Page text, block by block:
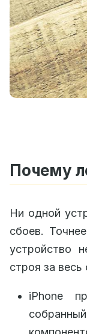
Почему
Ни одной
сбоев.
устройство
строя за весь
iPhone